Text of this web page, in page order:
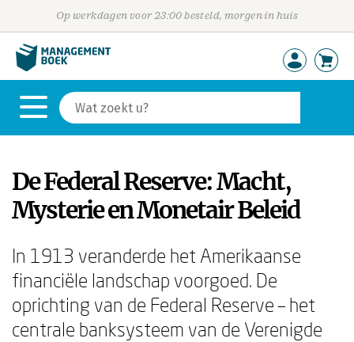
Op werkdagen voor 23:00 besteld, morgen in huis
De Federal Reserve: Macht,
Mysterie en Monetair Beleid
In 1913 veranderde het Amerikaanse
financiële landschap voorgoed. De
oprichting van de Federal Reserve – het
centrale banksysteem van de Verenigde